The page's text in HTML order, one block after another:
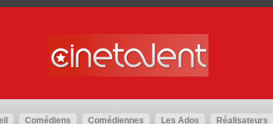
Comédiens Comédiennes Les Ados Réalisateurs